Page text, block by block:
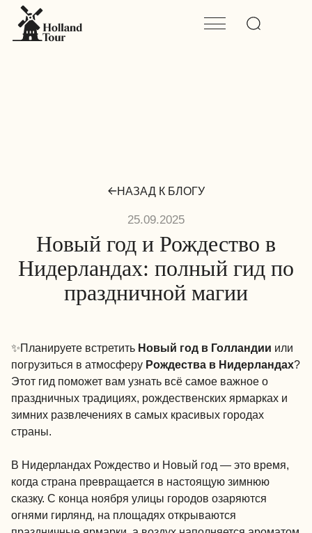
НАЗАД К БЛОГУ
25.09.2025
Новый год и Рождество в
Нидерландах: полный гид по
праздничной магии
✨Планируете встретить Новый год в Голландии или
погрузиться в атмосферу Рождества в Нидерландах?
Этот гид поможет вам узнать всё самое важное о
праздничных традициях, рождественских ярмарках и
зимних развлечениях в самых красивых городах
страны.
В Нидерландах Рождество и Новый год — это время,
когда страна превращается в настоящую зимнюю
сказку. С конца ноября улицы городов озаряются
огнями гирлянд, на площадях открываются